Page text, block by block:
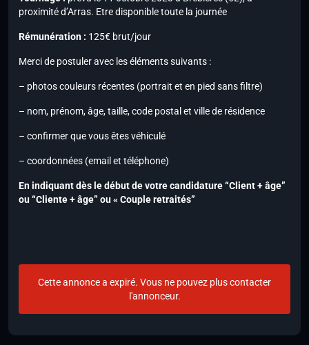
proximité d’Arras. Etre disponible toute la journée
Rémunération : 125€ brut/jour
Merci de postuler avec les éléments suivants :
– photos couleurs récentes (portrait et en pied sans filtre)
– nom, prénom, âge, taille, code postal et ville de résidence
– confirmer que vous êtes véhiculé
– coordonnées (email et téléphone)
En indiquant dès le début de votre candidature “Client + âge”
ou “Cliente + âge” ou « Couple retraités”
Cette annonce a expiré. Vous ne pouvez plus contacter
l'annonceur.